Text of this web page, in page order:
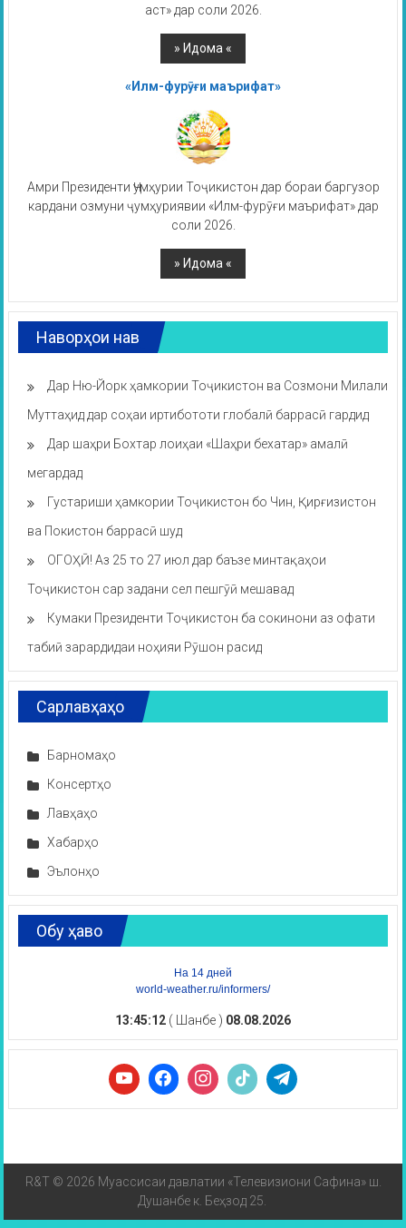
аст» дар соли 2026.
«Илм-фурӯғи маърифат»
Амри Президенти Ҷумҳурии Тоҷикистон дар бораи баргузор
кардани озмуни ҷумҳуриявии «Илм-фурӯғи маърифат» дар
соли 2026.
Наворҳои нав
Дар Ню-Йорк ҳамкории Тоҷикистон ва Созмони Милали
Муттаҳид дар соҳаи иртибототи глобалӣ баррасӣ гардид
Дар шаҳри Бохтар лоиҳаи «Шаҳри бехатар» амалӣ
мегардад
Густариши ҳамкории Тоҷикистон бо Чин, Қирғизистон
ва Покистон баррасӣ шуд
ОГОҲӢ! Аз 25 то 27 июл дар баъзе минтақаҳои
Тоҷикистон сар задани сел пешгӯӣ мешавад
Кумаки Президенти Тоҷикистон ба сокинони аз офати
табиӣ зарардидаи ноҳияи Рӯшон расид
Сарлавҳаҳо
Барномаҳо
Консертҳо
Лавҳаҳо
Хабарҳо
Эълонҳо
Обу ҳаво
На 14 дней
world-weather.ru/informers/
13:45:13 ( Шанбе ) 08.08.2026
R&T © 2026 Муассисаи давлатии «Телевизиони Сафина» ш.
Душанбе к. Беҳзод 25.